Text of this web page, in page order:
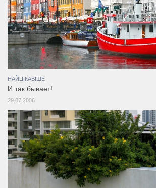
НАЙЦІКАВІШЕ
И так бывает!
29.07.2006